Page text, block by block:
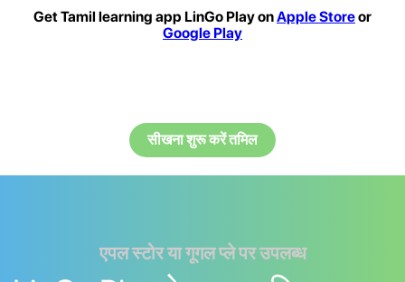
Get Tamil learning app LinGo Play onApple Storeor
Google Play
सीखना शुरू करें तमिल
एपल स्टोर या गूगल प्ले पर उपलब्ध